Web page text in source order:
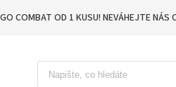
COMBAT OD 1 KUSU! NEVÁHEJTE NÁS